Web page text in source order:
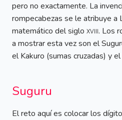
pero no exactamente. La
rompecabezas se le atribuye a
matemático del siglo xviii. Los
a mostrar esta vez son el
el Kakuro (sumas cruzadas) y
Suguru
El reto aquí es colocar los